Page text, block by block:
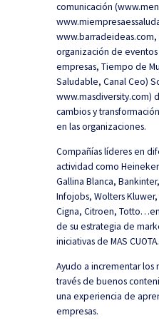
comunicación
organización de
empresas, Tiempo de
Saludable, Canal Ceo)
www.masdiversity.com)
cambios y
en las organizaciones.
Compañías líderes en
actividad como
Gallina Blanca,
Infojobs, Wolters
Cigna, Citroen,
de su estrategia de
iniciativas de MAS CUOTA.
Ayudo a incrementar los
través de buenos
una experiencia de
empresas.